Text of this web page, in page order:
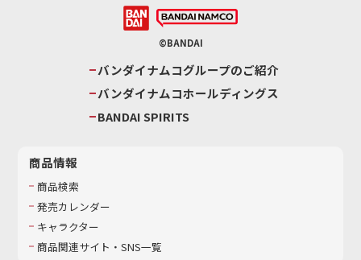
©BANDAI
バンダイナムコグループのご紹介
バンダイナムコホールディングス
BANDAI SPIRITS
商品情報
商品検索
発売カレンダー
キャラクター
商品関連サイト・SNS一覧